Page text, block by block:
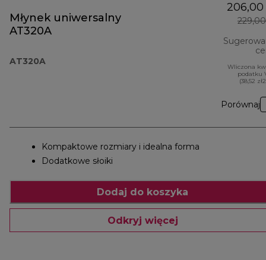
Młynek uniwersalny
AT320A
AT320A
206,00
229,00
Wliczona
podatku
(38,52
Porównaj
Kompaktowe rozmiary i idealna forma
Dodatkowe słoiki
Dodaj do koszyka
Odkryj więcej